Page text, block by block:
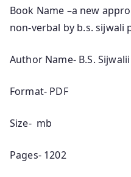
Book Name –a new
non-verbal by b.s. sijwali
Author Name- B.S.
Format- PDF
Size- mb
Pages- 1202